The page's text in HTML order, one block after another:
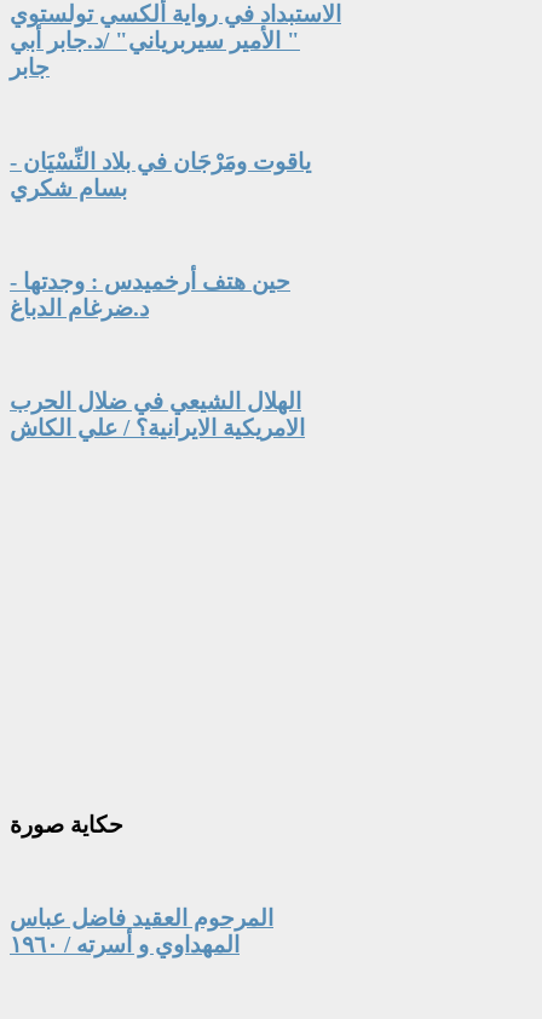
الاستبداد في رواية ألكسي تولستوي
" الأمير سيربرياني" /د.جابر أبي
جابر
ياقوت ومَرْجَان في بلاد النِّسْيَان -
بسام شكري
حين هتف أرخميدس : وجدتها -
د.ضرغام الدباغ
الهلال الشيعي في ضلال الحرب
الامريكية الايرانية؟ / علي الكاش
حكاية صورة
المرحوم العقيد فاضل عباس
المهداوي و أسرته / ١٩٦٠